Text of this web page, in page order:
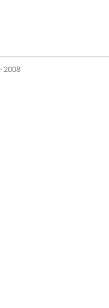
· 2008